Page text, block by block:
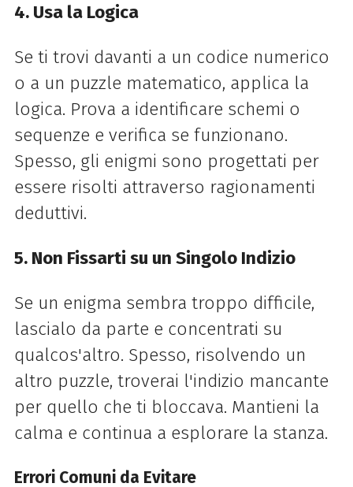
4. Usa la Logica
Se ti trovi davanti a un codice numerico
o a un puzzle matematico, applica la
logica. Prova a identificare schemi o
sequenze e verifica se funzionano.
Spesso, gli enigmi sono progettati per
essere risolti attraverso ragionamenti
deduttivi.
5. Non Fissarti su un Singolo Indizio
Se un enigma sembra troppo difficile,
lascialo da parte e concentrati su
qualcos'altro. Spesso, risolvendo un
altro puzzle, troverai l'indizio mancante
per quello che ti bloccava. Mantieni la
calma e continua a esplorare la stanza.
Errori Comuni da Evitare